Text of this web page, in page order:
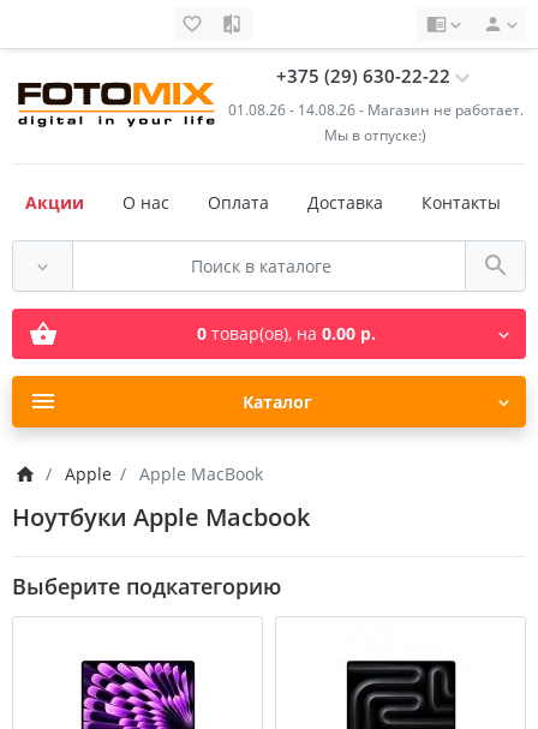
+375 (29) 630-22-22
01.08.26 - 14.08.26 - Магазин не работает.
Мы в отпуске:)
Акции О нас Оплата Доставка Контакты
0товар(ов), на 0.00 р.
Каталог
Apple Apple MacBook
Ноутбуки Apple Macbook
Выберите подкатегорию